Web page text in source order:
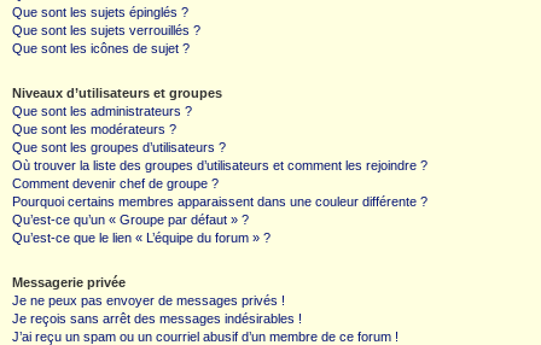
Que sont les sujets épinglés ?
Que sont les sujets verrouillés ?
Que sont les icônes de sujet ?
Niveaux d’utilisateurs et groupes
Que sont les administrateurs ?
Que sont les modérateurs ?
Que sont les groupes d’utilisateurs ?
Où trouver la liste des groupes d’utilisateurs et comment les rejoindre ?
Comment devenir chef de groupe ?
Pourquoi certains membres apparaissent dans une couleur différente ?
Qu’est-ce qu’un « Groupe par défaut » ?
Qu’est-ce que le lien « L’équipe du forum » ?
Messagerie privée
Je ne peux pas envoyer de messages privés !
Je reçois sans arrêt des messages indésirables !
J’ai reçu un spam ou un courriel abusif d’un membre de ce forum !